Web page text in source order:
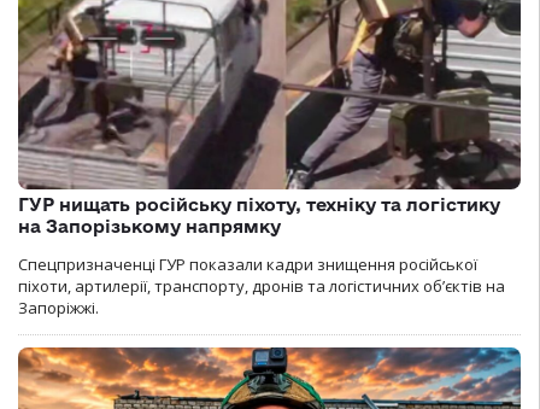
ГУР нищать російську піхоту, техніку та логістику
на Запорізькому напрямку
Спецпризначенці ГУР показали кадри знищення російської
піхоти, артилерії, транспорту, дронів та логістичних об’єктів на
Запоріжжі.